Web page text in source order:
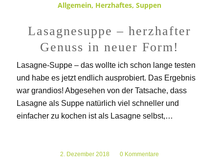
Allgemein, Herzhaftes, Suppen
Lasagnesuppe – herzhafter
Genuss in neuer Form!
Lasagne-Suppe – das wollte ich schon lange testen
und habe es jetzt endlich ausprobiert. Das Ergebnis
war grandios! Abgesehen von der Tatsache, dass
Lasagne als Suppe natürlich viel schneller und
einfacher zu kochen ist als Lasagne selbst,…
2. Dezember 2018
/ 0 Kommentare